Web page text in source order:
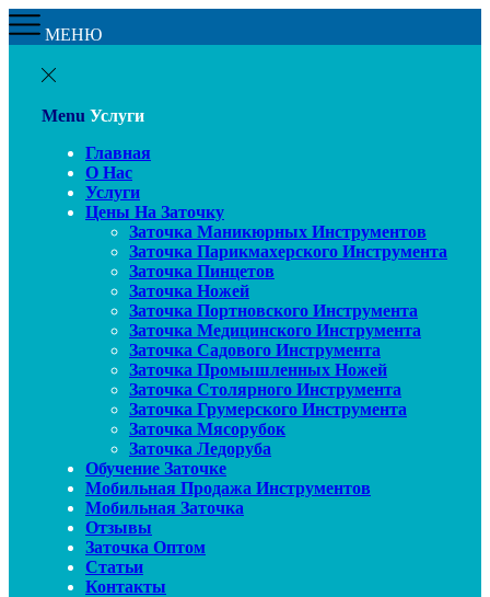
МЕНЮ
Menu Услуги
Главная
О Нас
Услуги
Цены На Заточку
Заточка Маникюрных Инструментов
Заточка Парикмахерского Инструмента
Заточка Пинцетов
Заточка Ножей
Заточка Портновского Инструмента
Заточка Медицинского Инструмента
Заточка Садового Инструмента
Заточка Промышленных Ножей
Заточка Столярного Инструмента
Заточка Грумерского Инструмента
Заточка Мясорубок
Заточка Ледоруба
Обучение Заточке
Мобильная Продажа Инструментов
Мобильная Заточка
Отзывы
Заточка Оптом
Статьи
Контакты